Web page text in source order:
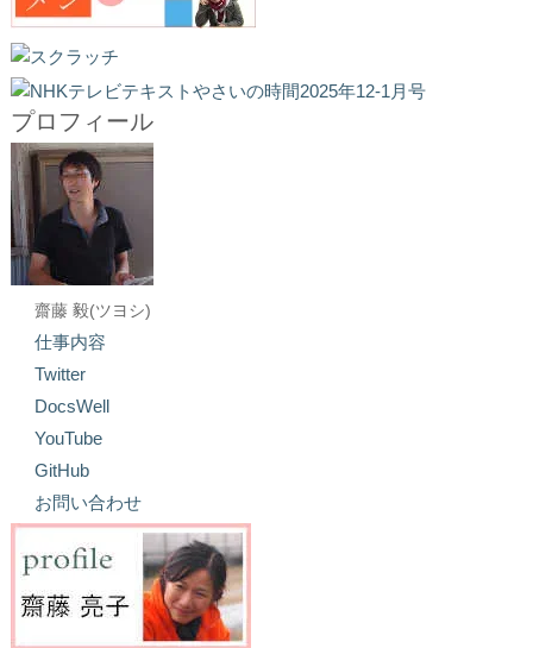
プロフィール
齋藤 毅(ツヨシ)
仕事内容
Twitter
DocsWell
YouTube
GitHub
お問い合わせ